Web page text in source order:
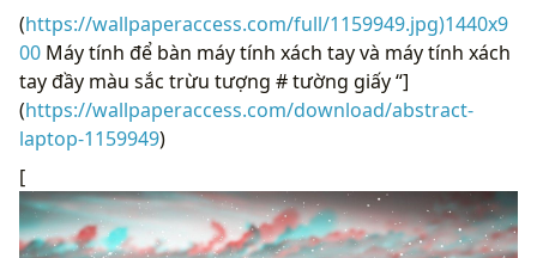
(https://wallpaperaccess.com/full/1159949.jpg)1440x9
00 Máy tính để bàn máy tính xách tay và máy tính xách
tay đầy màu sắc trừu tượng # tường giấy “]
(https://wallpaperaccess.com/download/abstract-
laptop-1159949)
[